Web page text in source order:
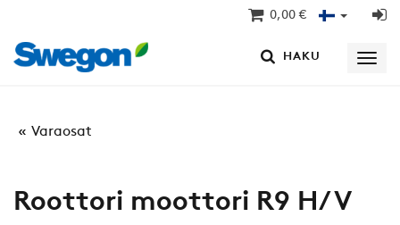
0,00 €
HAKU
Varaosat
Roottori moottori R9 H/V